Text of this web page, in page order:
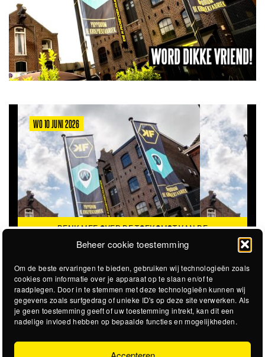
Beheer cookie toestemming
Om de beste ervaringen te bieden, gebruiken wij technologieën zoals
cookies om informatie over je apparaat op te slaan en/of te
raadplegen. Door in te stemmen met deze technologieën kunnen wij
gegevens zoals surfgedrag of unieke ID's op deze site verwerken. Als
je geen toestemming geeft of uw toestemming intrekt, kan dit een
nadelige invloed hebben op bepaalde functies en mogelijkheden.
WO 10 JUNI 2026
DENK MEE OVER DE TOEKOMST VAN DE
KROEPOEKFABRIEK